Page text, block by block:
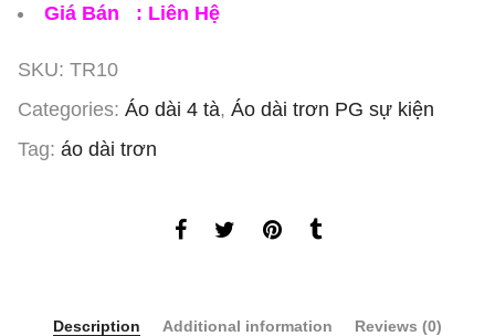
Giá Bán : Liên Hệ
SKU: TR10
Categories: Áo dài 4 tà, Áo dài trơn PG sự kiện
Tag: áo dài trơn
Description Additional information Reviews (0)